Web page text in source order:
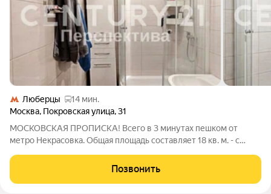
Люберцы
14 мин.
Москва, Покровская улица,31
МОСКОВСКАЯ ПРОПИСКА! Всего в 3 минутах пешком от
метро Некрасовка. Общая площадь составляет 18 кв. м. - с
панельного дома (1 этаж - коммерция), построенного в 2011
году. Прекрасная возможность
Позвонить